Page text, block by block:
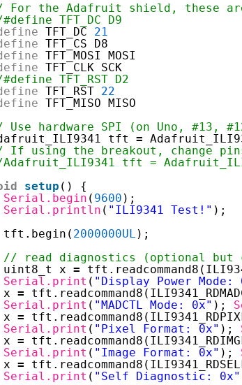
For the Adafruit shield, these
TFT_DC D9
TFT_DC 21
TFT_CS D8
TFT_MOSI MOSI
TFT_CLK SCK
TFT_RST D2
TFT_RST 22
TFT_MISO MISO
Use hardware SPI (on Uno, #13,
tft =
If using the breakout, change
tft =
setup () {
Serial.begin ( 9600 );
Serial.println ( "ILI9341 Test!" );
tft.begin( 2000000UL );
// read diagnostics (optional but
uint8_t x =
Serial.print ( "Display Power Mode:
x =
Serial.print ( "MADCTL Mode: 0x" );
x =
Serial.print ( "Pixel Format: 0x" );
x =
Serial.print ( "Image Format: 0x" );
x =
Serial.print ( "Self Diagnostic: 0x"